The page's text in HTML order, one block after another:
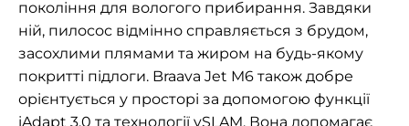
покоління для вологого прибирання. Завдяки
ній, пилосос відмінно справляється з брудом,
засохлими плямами та жиром на будь-якому
покритті підлоги. Braava Jet M6 також добре
орієнтується у просторі за допомогою функції
iAdapt 3.0 та технології vSLAM. Вона допомагає